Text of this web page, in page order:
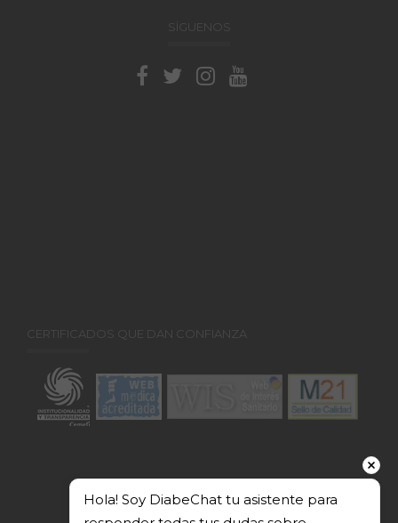
SÍGUENOS
CERTIFICADOS QUE DAN CONFIANZA
Hola! Soy DiabeChat tu asistente para